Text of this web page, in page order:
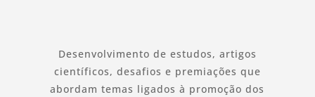
Desenvolvimento de estudos, artigos
científicos, desafios e premiações que
abordam temas ligados à promoção dos